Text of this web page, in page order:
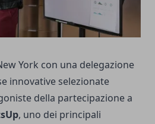
York con una delegazione
innovative selezionate
della partecipazione a
, uno dei principali